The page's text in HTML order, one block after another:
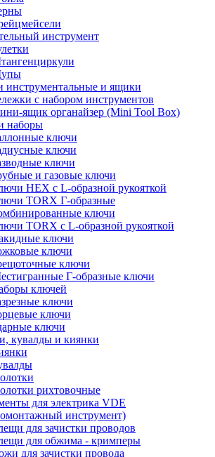
инструмент
инструментальные и ящики
с набором инструментов
ящик органайзер (Mini Tool Box)
наборы
ключи
ключи
ключи
и газовые ключи
HEX с L-образной рукояткой
TORX Г-образные
ключи
TORX с L-образной рукояткой
ключи
ключи
ключи
Г-образные ключи
ключей
ключи
ключи
ключи
кувалды и киянки
рихтовочные
для электрика VDE
инструмент)
для зачистки проводов
для обжима - кримперы
для зачистки провода